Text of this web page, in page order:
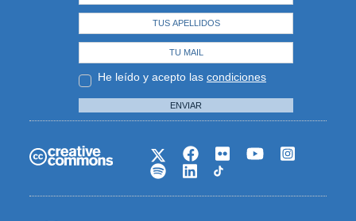
He leído y acepto las condiciones
ENVIAR